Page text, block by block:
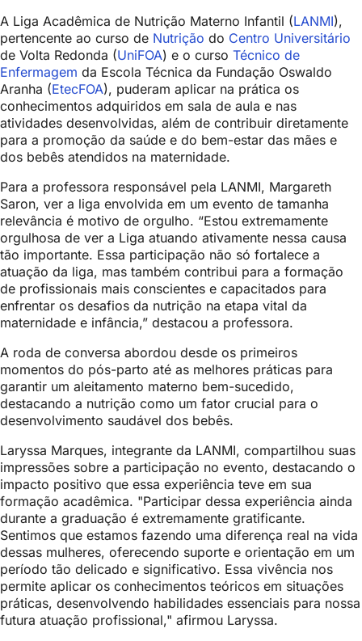
A Liga Acadêmica de Nutrição Materno Infantil (LANMI),
pertencente ao curso de Nutrição do Centro Universitário
de Volta Redonda (UniFOA) e o curso Técnico de
Enfermagem da Escola Técnica da Fundação Oswaldo
Aranha (EtecFOA), puderam aplicar na prática os
conhecimentos adquiridos em sala de aula e nas
atividades desenvolvidas, além de contribuir diretamente
para a promoção da saúde e do bem-estar das mães e
dos bebês atendidos na maternidade.
Para a professora responsável pela LANMI, Margareth
Saron, ver a liga envolvida em um evento de tamanha
relevância é motivo de orgulho. “Estou extremamente
orgulhosa de ver a Liga atuando ativamente nessa causa
tão importante. Essa participação não só fortalece a
atuação da liga, mas também contribui para a formação
de profissionais mais conscientes e capacitados para
enfrentar os desafios da nutrição na etapa vital da
maternidade e infância,” destacou a professora.
A roda de conversa abordou desde os primeiros
momentos do pós-parto até as melhores práticas para
garantir um aleitamento materno bem-sucedido,
destacando a nutrição como um fator crucial para o
desenvolvimento saudável dos bebês.
Laryssa Marques, integrante da LANMI, compartilhou suas
impressões sobre a participação no evento, destacando o
impacto positivo que essa experiência teve em sua
formação acadêmica. "Participar dessa experiência ainda
durante a graduação é extremamente gratificante.
Sentimos que estamos fazendo uma diferença real na vida
dessas mulheres, oferecendo suporte e orientação em um
período tão delicado e significativo. Essa vivência nos
permite aplicar os conhecimentos teóricos em situações
práticas, desenvolvendo habilidades essenciais para nossa
futura atuação profissional," afirmou Laryssa.